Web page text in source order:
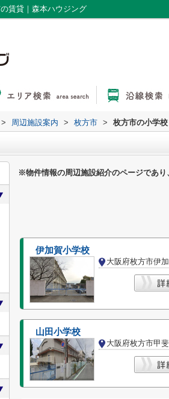
賃貸｜森本ハウジング
> 周辺施設案内 > 枚方市 > 枚方市の小学校
※物件情報の周辺施設紹介のページであり
伊加賀小学校
大阪府枚方市伊
山田小学校
大阪府枚方市甲